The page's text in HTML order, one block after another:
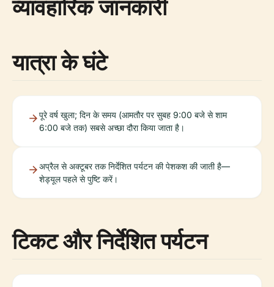
व्यावहारिक जानकारी
यात्रा के घंटे
पूरे वर्ष खुला; दिन के समय (आमतौर पर सुबह 9:00 बजे से शाम
6:00 बजे तक) सबसे अच्छा दौरा किया जाता है।
अप्रैल से अक्टूबर तक निर्देशित पर्यटन की पेशकश की जाती है—
शेड्यूल पहले से पुष्टि करें।
टिकट और निर्देशित पर्यटन